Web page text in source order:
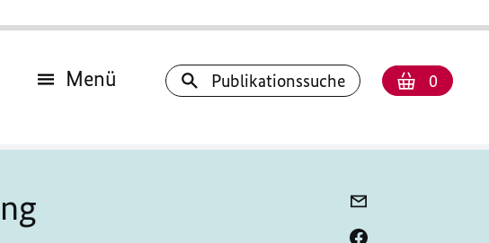
Menü Publikationssuche Anzahl
0